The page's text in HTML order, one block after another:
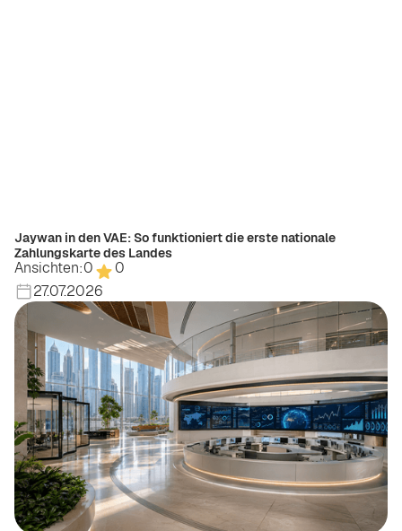
Jaywan in den VAE: So funktioniert die erste nationale
Zahlungskarte des Landes
Ansichten:0
0
27.07.2026